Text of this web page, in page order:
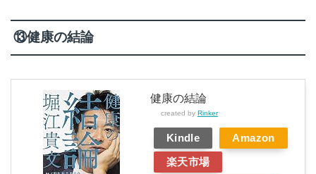
⑬健康の結論
健康の結論
created by Rinker
Kindle Amazon
楽天市場